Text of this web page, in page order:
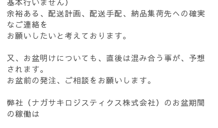
余裕ある、配送計画、配送手配、納品集荷先への確実
なご連絡を
お願いしたいと考えております。
又、お盆明けについても、直後は混み合う事が、予想
されます。
お盆前の発注、ご相談をお願いします。
弊社（ナガサキロジスティクス株式会社）のお盆期間
の稼働は